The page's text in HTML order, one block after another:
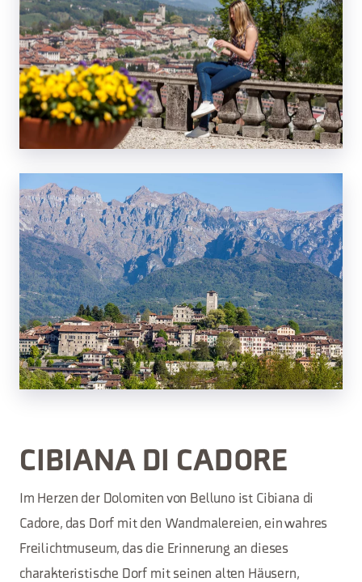
CIBIANA DI CADORE
Im Herzen der Dolomiten von Belluno ist Cibiana di
Cadore, das Dorf mit den Wandmalereien, ein wahres
Freilichtmuseum, das die Erinnerung an dieses
charakteristische Dorf mit seinen alten Häusern,